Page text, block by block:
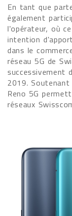
En tant que
également
l'opérateur, où
intention
dans le
réseau 5G de
successivement
2019. Soutenant
Reno 5G
réseaux